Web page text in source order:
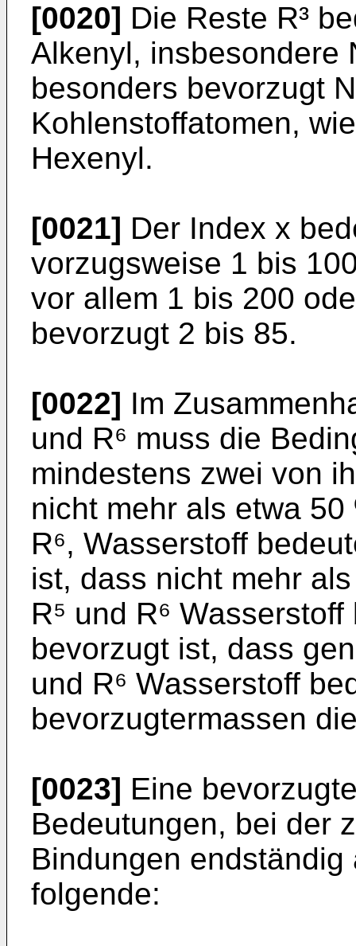
[0020] Die Reste R³
Alkenyl, insbesondere
besonders bevorzugt
Kohlenstoffatomen,
Hexenyl.
[0021] Der Index x
vorzugsweise 1 bis
vor allem 1 bis 200
bevorzugt 2 bis 85.
[0022] Im
und R⁶ muss die
mindestens zwei von
nicht mehr als etwa 50
R⁶, Wasserstoff
ist, dass nicht mehr
R⁵ und R⁶
bevorzugt ist, dass
und R⁶ Wasserstoff
bevorzugtermassen
[0023] Eine
Bedeutungen, bei der
Bindungen
folgende: